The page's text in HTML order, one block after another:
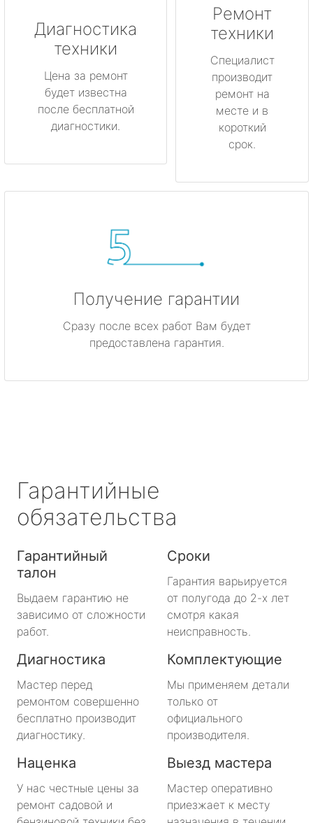
Диагностика
техники
Цена за ремонт
будет известна
после бесплатной
диагностики.
Ремонт
техники
Специалист
производит
ремонт на
месте и в
короткий
срок.
Получение гарантии
Сразу после всех работ Вам будет
предоставлена гарантия.
Гарантийные
обязательства
Гарантийный
талон
Выдаем гарантию не
зависимо от сложности
работ.
Сроки
Гарантия варьируется
от полугода до 2-х лет
смотря какая
неисправность.
Диагностика
Мастер перед
ремонтом совершенно
бесплатно производит
диагностику.
Комплектующие
Мы применяем детали
только от
официального
производителя.
Наценка
У нас честные цены за
ремонт садовой и
Выезд мастера
Мастер оперативно
приезжает к месту